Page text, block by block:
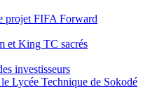
projet FIFA Forward
et King TC sacrés
investisseurs
Lycée Technique de Sokodé